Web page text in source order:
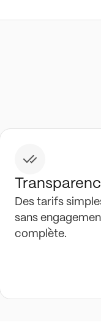
Des tarifs
sans
complète.